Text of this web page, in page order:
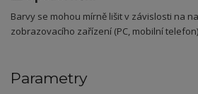
Barvy se mohou mírně lišit v závislosti na
zobrazovacího zařízení (PC, mobilní telefon)
Parametry